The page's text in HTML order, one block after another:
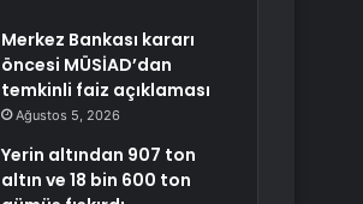
Merkez Bankası kararı
öncesi MÜSİAD’dan
temkinli faiz açıklaması
Ağustos 5, 2026
Yerin altından 907 ton
altın ve 18 bin 600 ton